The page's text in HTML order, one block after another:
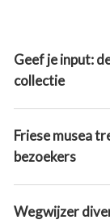
Geef je input:
collectie
Friese musea
bezoekers
Wegwijzer